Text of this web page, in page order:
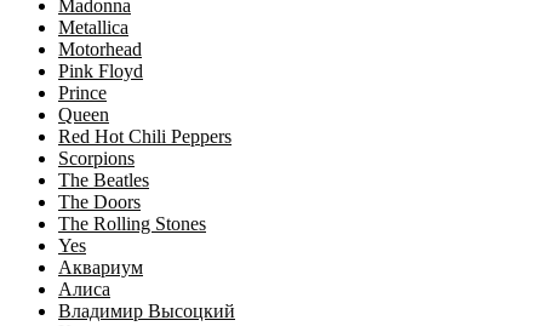
Madonna
Metallica
Motorhead
Pink Floyd
Prince
Queen
Red Hot Chili Peppers
Scorpions
The Beatles
The Doors
The Rolling Stones
Yes
Аквариум
Алиса
Владимир Высоцкий